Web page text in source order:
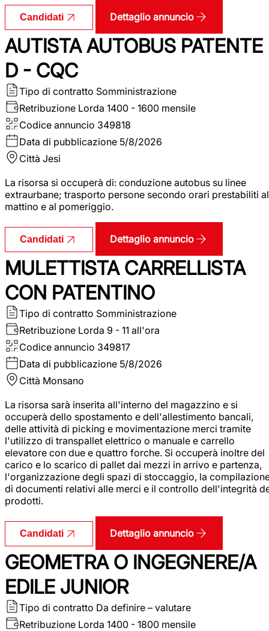
Candidati Dettaglio annuncio
AUTISTA AUTOBUS PATENTE
D - CQC
Tipo di contratto Somministrazione
Retribuzione Lorda 1400 - 1600 mensile
Codice annuncio 349818
Data di pubblicazione 5/8/2026
Città Jesi
La risorsa si occuperà di: conduzione autobus su linee
extraurbane; trasporto persone secondo orari prestabiliti al
mattino e al pomeriggio.
Candidati Dettaglio annuncio
MULETTISTA CARRELLISTA
CON PATENTINO
Tipo di contratto Somministrazione
Retribuzione Lorda 9 - 11 all'ora
Codice annuncio 349817
Data di pubblicazione 5/8/2026
Città Monsano
La risorsa sarà inserita all'interno del magazzino e si
occuperà dello spostamento e dell'allestimento bancali,
delle attività di picking e movimentazione merci tramite
l'utilizzo di transpallet elettrico o manuale e carrello
elevatore con due e quattro forche. Si occuperà inoltre del
carico e lo scarico di pallet dai mezzi in arrivo e partenza,
l'organizzazione degli spazi di stoccaggio, la
di documenti relativi alle merci e il controllo dell'integrità
prodotti.
Candidati Dettaglio annuncio
GEOMETRA O INGEGNERE/A
EDILE JUNIOR
Tipo di contratto Da definire – valutare
Retribuzione Lorda 1400 - 1800 mensile